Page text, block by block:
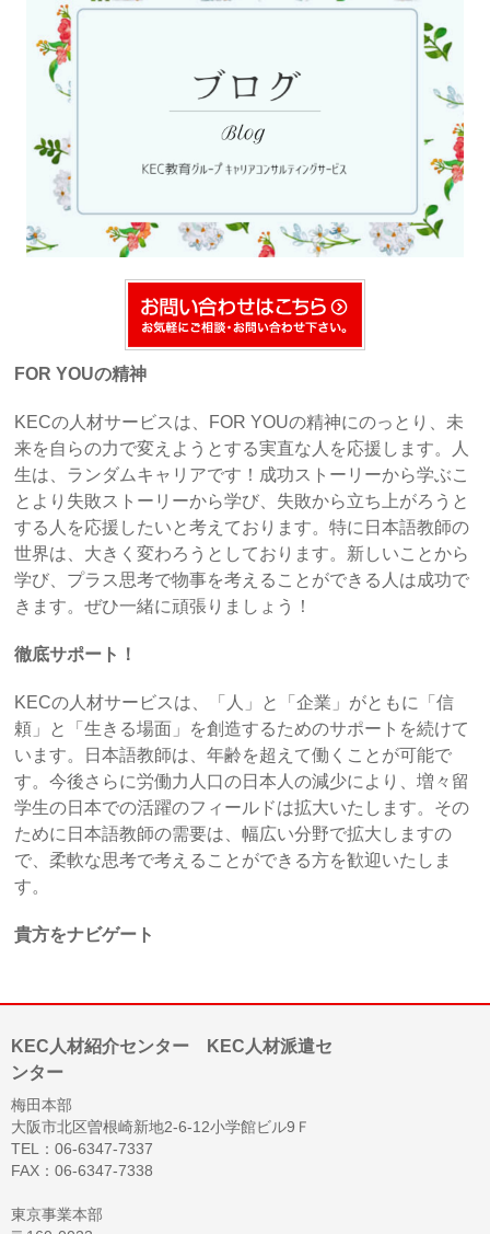
FOR YOUの精神
KECの人材サービスは、FOR YOUの精神にのっとり、未
来を自らの力で変えようとする実直な人を応援します。人
生は、ランダムキャリアです！成功ストーリーから学ぶこ
とより失敗ストーリーから学び、失敗から立ち上がろうと
する人を応援したいと考えております。特に日本語教師の
世界は、大きく変わろうとしております。新しいことから
学び、プラス思考で物事を考えることができる人は成功で
きます。ぜひ一緒に頑張りましょう！
徹底サポート！
KECの人材サービスは、「人」と「企業」がともに「信
頼」と「生きる場面」を創造するためのサポートを続けて
います。日本語教師は、年齢を超えて働くことが可能で
す。今後さらに労働力人口の日本人の減少により、増々留
学生の日本での活躍のフィールドは拡大いたします。その
ために日本語教師の需要は、幅広い分野で拡大しますの
で、柔軟な思考で考えることができる方を歓迎いたしま
す。
貴方をナビゲート
KEC人材紹介センター KEC人材派遣セ
ンター
梅田本部
大阪市北区曽根崎新地2-6-12小学館ビル9Ｆ
TEL：06-6347-7337
FAX：06-6347-7338
東京事業本部